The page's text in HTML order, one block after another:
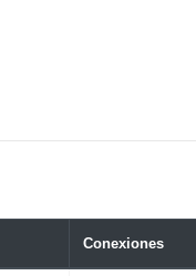
Conexiones